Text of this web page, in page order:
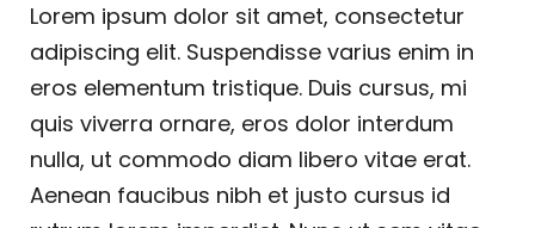
Lorem ipsum dolor sit amet, consectetur
adipiscing elit. Suspendisse varius enim in
eros elementum tristique. Duis cursus, mi
quis viverra ornare, eros dolor interdum
nulla, ut commodo diam libero vitae erat.
Aenean faucibus nibh et justo cursus id